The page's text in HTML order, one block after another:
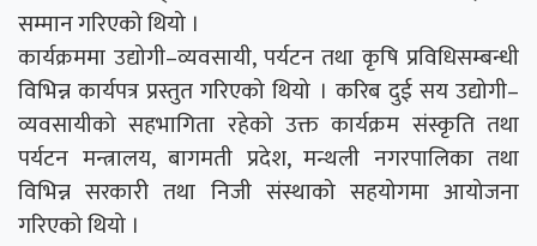
सम्मान गरिएको थियो ।
कार्यक्रममा उद्योगी–व्यवसायी, पर्यटन तथा कृषि प्रविधिसम्बन्धी
विभिन्न कार्यपत्र प्रस्तुत गरिएको थियो । करिब दुई सय उद्योगी–
व्यवसायीको सहभागिता रहेको उक्त कार्यक्रम संस्कृति तथा
पर्यटन मन्त्रालय, बागमती प्रदेश, मन्थली नगरपालिका तथा
विभिन्न सरकारी तथा निजी संस्थाको सहयोगमा आयोजना
गरिएको थियो ।